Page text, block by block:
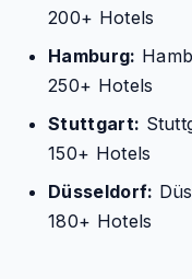
200+ Hotels
Hamburg:
250+ Hotels
Stuttgart:
150+ Hotels
Düsseldorf:
180+ Hotels